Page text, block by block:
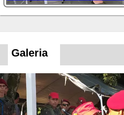
Galeria